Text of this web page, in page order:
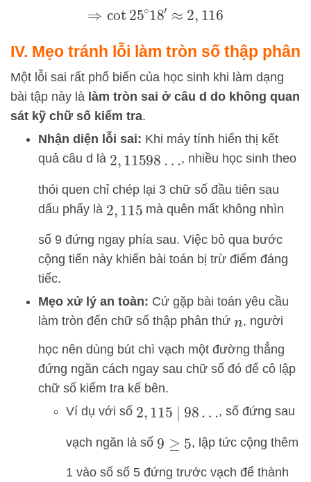
⇒ cot 25∘18 ≈2,116
IV. Mẹo tránh lỗi làm tròn số thập phân
Một lỗi sai rất phổ biến của học sinh khi làm dạng
bài tập này là làm tròn sai ở câu d do không quan
sát kỹ chữ số kiểm tra.
Nhận diện lỗi sai: Khi máy tính hiển thị kết
quả câu d là 2, 11598 … , nhiều học sinh theo
thói quen chỉ chép lại 3 chữ số đầu tiên sau
dấu phẩy là 2, 115 mà quên mất không nhìn
số 9 đứng ngay phía sau. Việc bỏ qua bước
cộng tiến này khiến bài toán bị trừ điểm đáng
tiếc.
Mẹo xử lý an toàn: Cứ gặp bài toán yêu cầu
làm tròn đến chữ số thập phân thứ n, người
học nên dùng bút chì vạch một đường thẳng
đứng ngăn cách ngay sau chữ số đó để cô lập
chữ số kiểm tra kế bên.
Ví dụ với số 2, 115 98 … , số đứng sau
vạch ngăn là số 9 ≥5 , lập tức cộng thêm
1 vào số số 5 đứng trước vạch để thành